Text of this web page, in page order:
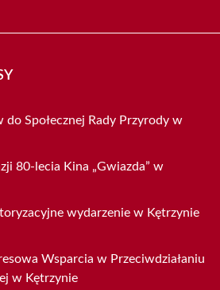
do Społecznej Rady Przyrody w
80-lecia Kina „Gwiazda” w
wydarzenie w Kętrzynie
Wsparcia w Przeciwdziałaniu
w Kętrzynie